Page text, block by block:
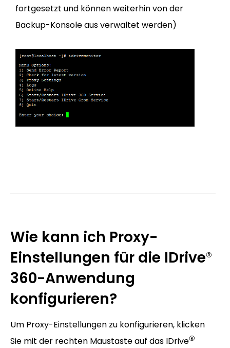
fortgesetzt und können weiterhin von der
Backup-Konsole aus verwaltet werden)
Wie kann ich Proxy-
Einstellungen für die IDrive®
360-Anwendung
konfigurieren?
Um Proxy-Einstellungen zu konfigurieren, klicken
Sie mit der rechten Maustaste auf das IDrive®